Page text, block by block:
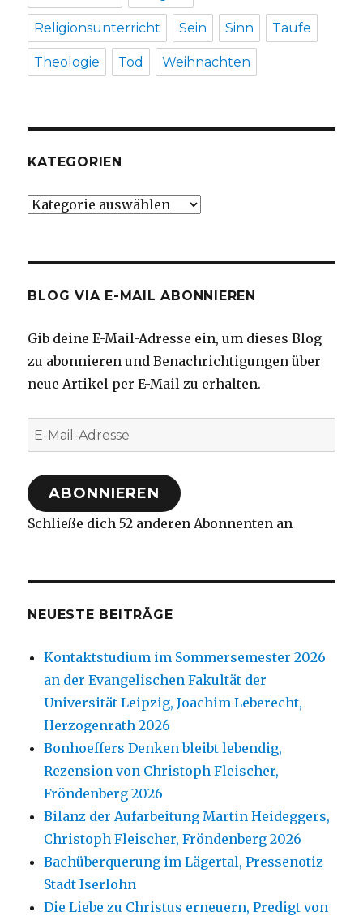
Religionsunterricht Sein Sinn Taufe
Theologie Tod Weihnachten
KATEGORIEN
Kategorien
BLOG VIA E-MAIL ABONNIEREN
Gib deine E-Mail-Adresse ein, um dieses Blog
zu abonnieren und Benachrichtigungen über
neue Artikel per E-Mail zu erhalten.
E-
Mail-
Adresse
ABONNIEREN
Schließe dich 52 anderen Abonnenten an
NEUESTE BEITRÄGE
Kontaktstudium im Sommersemester 2026
an der Evangelischen Fakultät der
Universität Leipzig, Joachim Leberecht,
Herzogenrath 2026
Bonhoeffers Denken bleibt lebendig,
Rezension von Christoph Fleischer,
Fröndenberg 2026
Bilanz der Aufarbeitung Martin Heideggers,
Christoph Fleischer, Fröndenberg 2026
Bachüberquerung im Lägertal, Pressenotiz
Stadt Iserlohn
Die Liebe zu Christus erneuern, Predigt von